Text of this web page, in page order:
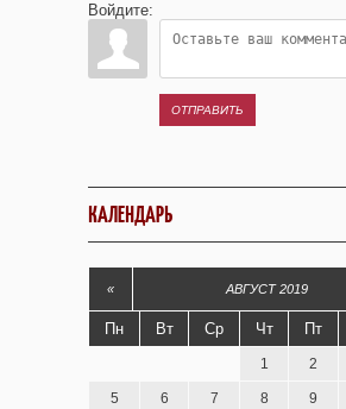
Войдите:
ОТПРАВИТЬ
КАЛЕНДАРЬ
« АВГУСТ 2019
Пн Вт Ср Чт Пт
1 2
5 6 7 8 9